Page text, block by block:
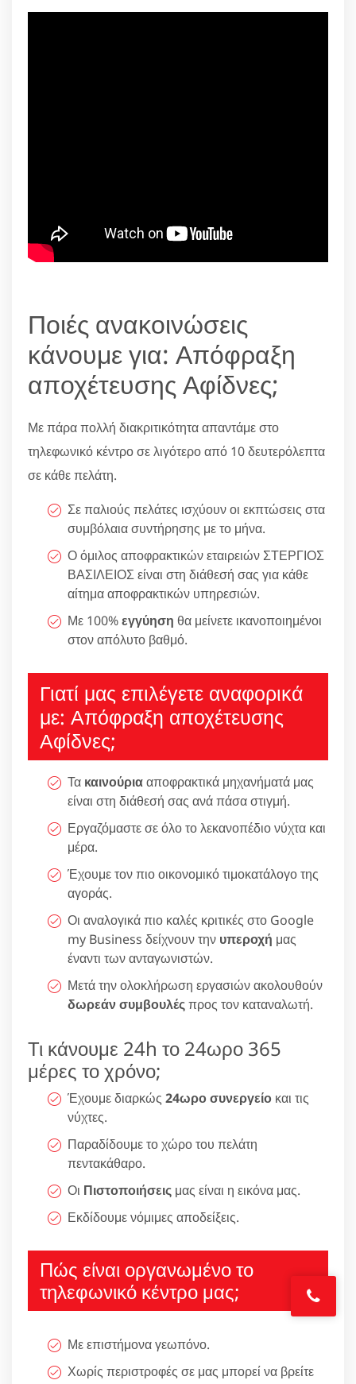
Ποιές ανακοινώσεις
κάνουμε για: Απόφραξη
αποχέτευσης Αφίδνες;
Με πάρα πολλή διακριτικότητα απαντάμε στο
τηλεφωνικό κέντρο σε λιγότερο από 10 δευτερόλεπτα
σε κάθε πελάτη.
Σε παλιούς πελάτες ισχύουν οι εκπτώσεις στα
συμβόλαια συντήρησης με το μήνα.
Ο όμιλος αποφρακτικών εταιρειών ΣΤΕΡΓΙΟΣ
ΒΑΣΙΛΕΙΟΣ είναι στη διάθεσή σας για κάθε
αίτημα αποφρακτικών υπηρεσιών.
Με 100%εγγύηση θα μείνετε ικανοποιημένοι
στον απόλυτο βαθμό.
Γιατί μας επιλέγετε αναφορικά
με: Απόφραξη αποχέτευσης
Αφίδνες;
Τα καινούριααποφρακτικά μηχανήματά μας
είναι στη διάθεσή σας ανά πάσα στιγμή.
Εργαζόμαστε σε όλο το λεκανοπέδιο νύχτα και
μέρα.
Έχουμε τον πιο οικονομικό τιμοκατάλογο της
αγοράς.
Οι αναλογικά πιο καλές κριτικές στο Google
my Business δείχνουν την υπεροχή μας
έναντι των ανταγωνιστών.
Μετά την ολοκλήρωση εργασιών ακολουθούν
δωρεάν συμβουλέςπρος τον καταναλωτή.
Τι κάνουμε 24h το 24ωρο 365
μέρες το χρόνο;
Έχουμε διαρκώς 24ωρο συνεργείο και τις
νύχτες.
Παραδίδουμε το χώρο του πελάτη
πεντακάθαρο.
Οι Πιστοποιήσεις μας είναι η εικόνα μας.
Εκδίδουμε νόμιμες αποδείξεις.
Πώς είναι οργανωμένο το
τηλεφωνικό κέντρο μας;
Με επιστήμονα γεωπόνο.
Χωρίς περιστροφές σε μας μπορεί να βρείτε